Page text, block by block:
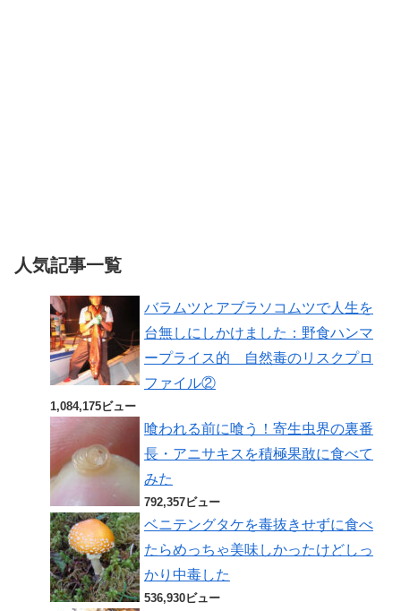
人気記事一覧
バラムツとアブラソコムツで人生を
台無しにしかけました：野食ハンマ
ープライス的 自然毒のリスクプロ
ファイル②
1,084,175ビュー
喰われる前に喰う！寄生虫界の裏番
長・アニサキスを積極果敢に食べて
みた
792,357ビュー
ベニテングタケを毒抜きせずに食べ
たらめっちゃ美味しかったけどしっ
かり中毒した
536,930ビュー